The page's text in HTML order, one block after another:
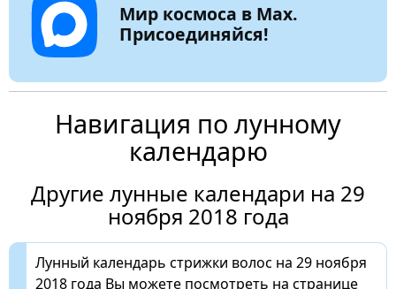
Мир космоса в Max.
Присоединяйся!
Навигация по лунному
календарю
Другие лунные календари на 29
ноября 2018 года
Лунный календарь стрижки волос на 29 ноября
2018 года Вы можете посмотреть на странице